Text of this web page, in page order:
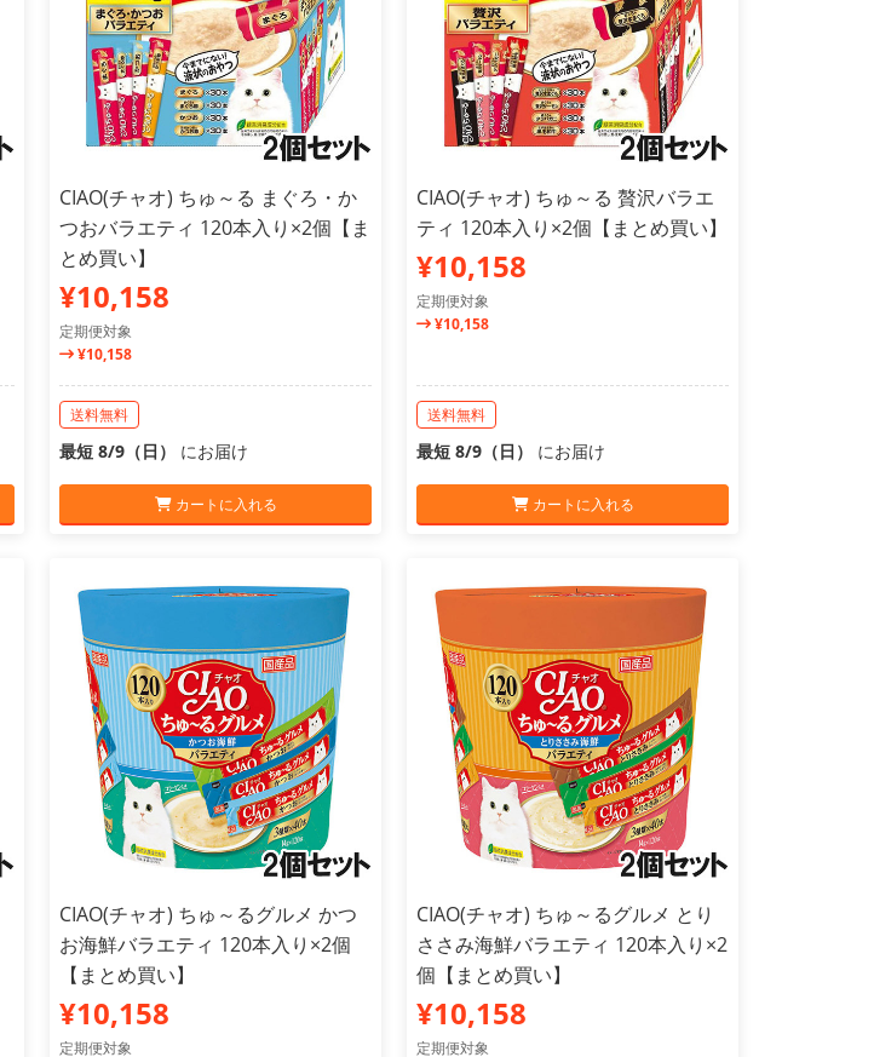
CIAO(チャオ) ちゅ～る まぐろ・か
つおバラエティ 120本入り×2個【ま
とめ買い】
¥10,158
定期便対象
¥10,158
送料無料
最短 8/9（日） にお届け
カートに入れる
CIAO(チャオ) ちゅ～る 贅沢バラエ
ティ 120本入り×2個【まとめ買い】
¥10,158
定期便対象
¥10,158
送料無料
最短 8/9（日） にお届け
カートに入れる
CIAO(チャオ) ちゅ～るグルメ かつ
お海鮮バラエティ 120本入り×2個
【まとめ買い】
¥10,158
定期便対象
CIAO(チャオ) ちゅ～るグルメ とり
ささみ海鮮バラエティ 120本入り×2
個【まとめ買い】
¥10,158
定期便対象